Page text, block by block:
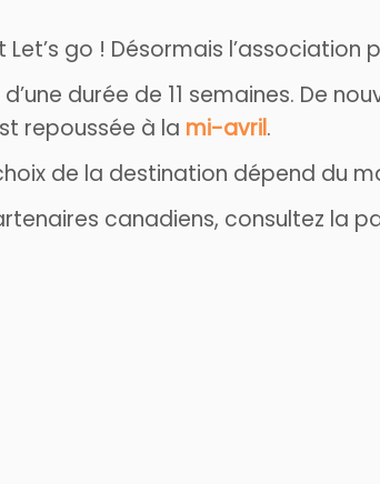
go ! Désormais
durée de 11 semaines. De
repoussée à la mi-avril.
de la destination dépend du
canadiens, consultez la